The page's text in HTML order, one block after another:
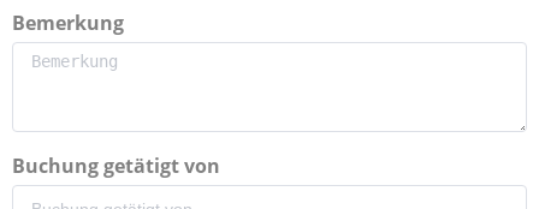
Bemerkung
Buchung getätigt von